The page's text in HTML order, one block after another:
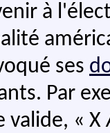
à
ses
Par
valide, «